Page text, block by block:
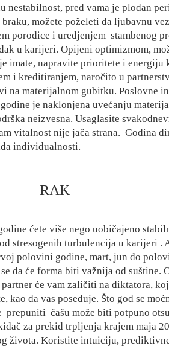
nestabilnost, pred vama je plodan
možete poželeti da ljubavnu
porodice i uredjenjem stambenog
u karijeri. Opijeni optimizmom,
imate, napravite prioritete i
i kreditiranjem, naročito u
na materijalnom gubitku. Poslovne
je naklonjena uvećanju
neizvesna. Usaglasite
vitalnost nije jača strana. Godina
individualnosti.
RAK
ćete više nego uobičajeno
stresogenih turbulencija u karijeri .
polovini godine, mart, jun do
da će forma biti važnija od suštine.
će vam zaličiti na diktatora,
kao da vas poseduje. Što god se
prepuniti čašu može biti potpuno
za prekid trpljenja krajem maja
života. Koristite intuiciju,